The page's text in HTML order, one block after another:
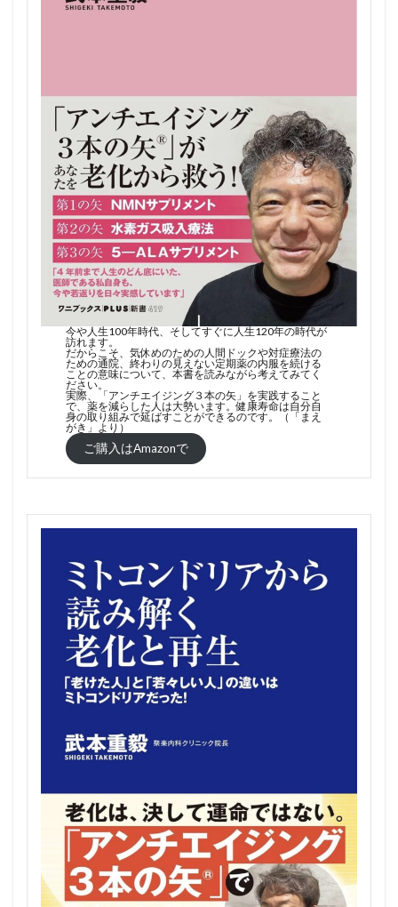
今や人生100年時代、そしてすぐに人生120年の時代が
訪れます。
だからこそ、気休めのための人間ドックや対症療法の
ための通院、終わりの見えない定期薬の内服を続ける
ことの意味について、本書を読みながら考えてみてく
ださい。
実際、「アンチエイジング３本の矢」を実践すること
で、薬を減らした人は大勢います。健康寿命は自分自
身の取り組みで延ばすことができるのです。（「まえ
がき」より）
ご購入はAmazonで